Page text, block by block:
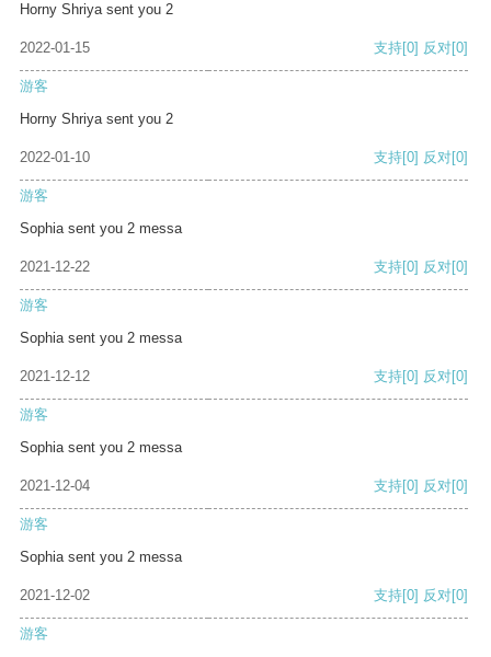
Horny Shriya sent you 2
2022-01-15 支持[0] 反对[0]
游客
Horny Shriya sent you 2
2022-01-10 支持[0] 反对[0]
游客
Sophia sent you 2 messa
2021-12-22 支持[0] 反对[0]
游客
Sophia sent you 2 messa
2021-12-12 支持[0] 反对[0]
游客
Sophia sent you 2 messa
2021-12-04 支持[0] 反对[0]
游客
Sophia sent you 2 messa
2021-12-02 支持[0] 反对[0]
游客